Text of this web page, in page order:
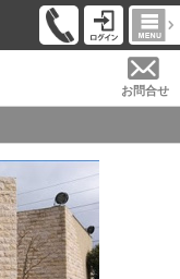
お問合せ